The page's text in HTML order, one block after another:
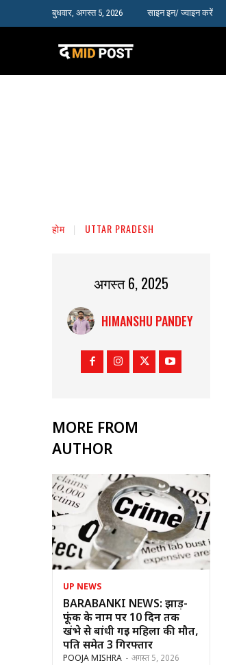
बुधवार, अगस्त 5, 2026 साइन इन/ ज्वाइन करें
होम UTTAR PRADESH
अगस्त 6, 2025
HIMANSHU PANDEY
MORE FROM
AUTHOR
UP NEWS
BARABANKI NEWS: झाड़-
फूंक के नाम पर 10 दिन तक
खंभे से बांधी गई महिला की मौत,
पति समेत 3 गिरफ्तार
POOJA MISHRA - अगस्त 5, 2026